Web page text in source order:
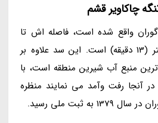
چاکاویر قشم
واقع شده است، فاصله اش تا
تنگه چاکاویر، 5.2 کیلومتر (13 دقیقه) است. این سد علاوه بر
منبع آب شیرین منطقه است، با
آنجا رفت وآمد می نمایند منظره
به ثبت ملی رسید.